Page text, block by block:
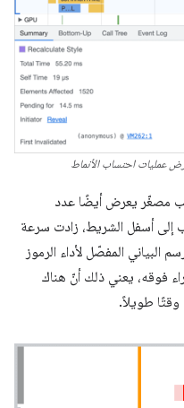
عمليات احتساب الأنماط
مصغّر يعرض أيضًا عدد
إلى أسفل الشريط، زادت سرعة
المفصّل لأداء الرموز
فوقه، يعني ذلك أنّ هناك
طويلاً.